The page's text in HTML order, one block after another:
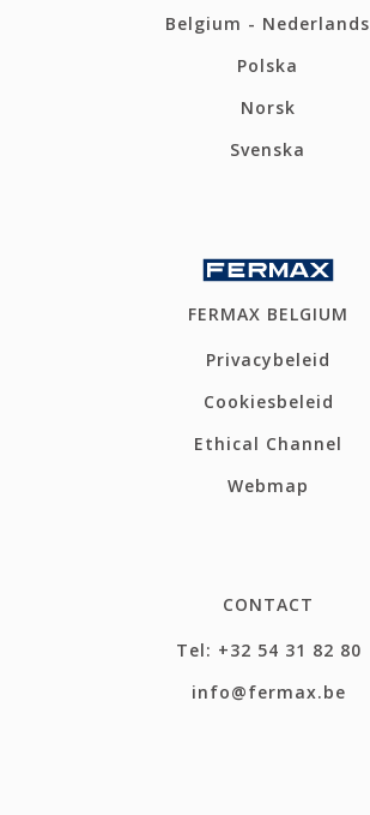
Belgium - Nederlands
Polska
Norsk
Svenska
FERMAX BELGIUM
Privacybeleid
Cookiesbeleid
Ethical Channel
Webmap
CONTACT
Tel: +32 54 31 82 80
info@fermax.be